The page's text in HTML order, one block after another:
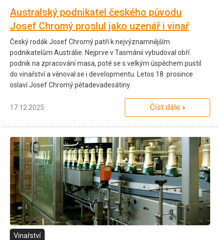
Australský podnikatel českého původu
Josef Chromý proslul jako uzenář i vinař
Český rodák Josef Chromý patří k nejvýznamnějším
podnikatelům Austrálie. Nejprve v Tasmánii vybudoval obří
podnik na zpracování masa, poté se s velkým úspěchem pustil
do vinařství a věnoval se i developmentu. Letos 18. prosince
oslaví Josef Chromý pětadevadesátiny.
17.12.2025 Číst dále
Vinařství